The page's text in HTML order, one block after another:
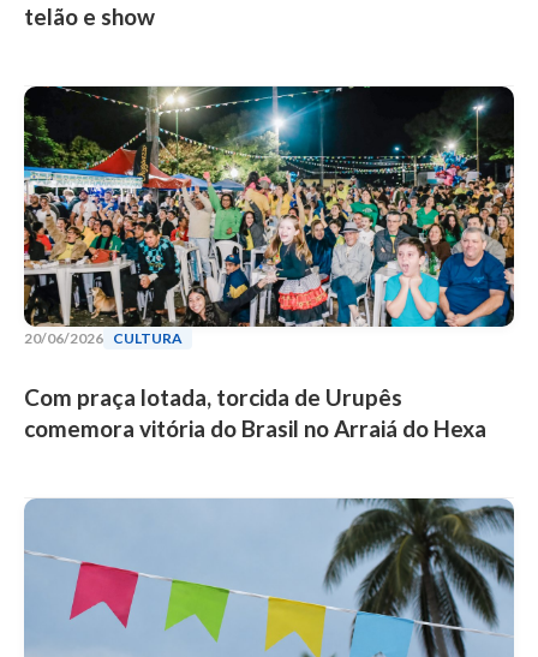
telão e show
20/06/2026 CULTURA
Com praça lotada, torcida de Urupês
comemora vitória do Brasil no Arraiá do Hexa